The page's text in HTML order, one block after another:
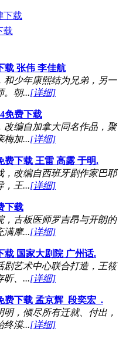
下载
载
载 张伟 李佳航
和少年康熙结为兄弟，另一
。朝...[详细]
免费下载
改编自加拿大同名作品，聚
梅加...[详细]
费下载 王雷 高露 于明.
，改编自西班牙剧作家巴耶
，王...[详细]
下载
，古板医师罗吉昂与开朗的
满摩...[详细]
载 国家大剧院 广州话.
剧艺术中心联合打造，王筱
昕、...[详细]
下载 孟京辉_段奕宏_.
，倾尽所有迁就、付出，
终漠...[详细]